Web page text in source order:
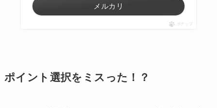
メルカリ
ポチップ
ポイント選択をミスった！？